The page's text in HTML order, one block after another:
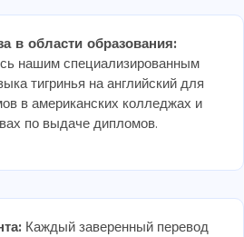
в области образования:
нашим специализированным
тигринья на английский для
в американских колледжах и
по выдаче дипломов.
Каждый заверенный перевод